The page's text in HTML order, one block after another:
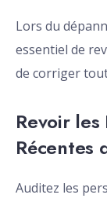
Lors du
essentiel de
de corriger
Revoir
Récentes
Auditez les